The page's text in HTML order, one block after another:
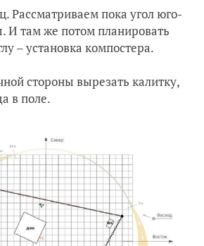
Рассматриваем пока угол юго-
И там же потом планировать
– установка компостера.
стороны вырезать калитку,
в поле.